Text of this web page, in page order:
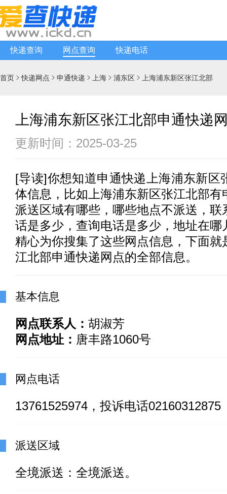
快递查询 网点查询 快递电话
首页 快递网点  申通快递  上海  浦东区  上海浦东新区张江北部
上海浦东新区张江北部申通快递
更新时间：2025-03-25
[导读]你想知道申通快递 上海浦东新
体信息，比如上海浦东新区张江北部有
派送区域有哪些，哪些地点不派送，联
话是多少，查询电话是多少，地址在哪
精心为你搜集了这些网点信息，下面就
江北部申通快递网点的全部信息。
基本信息
网点联系人： 胡淑芳
网点地址： 唐丰路1060号
网点电话
13761525974，投诉电话02160312875
派送区域
全境派送：全境派送。